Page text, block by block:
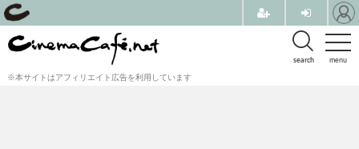
menu
search
※本サイトはアフィリエイト広告を利用しています